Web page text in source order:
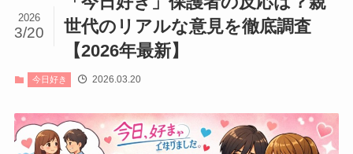
世代のリアルな意見を徹底調査
【2026年最新】
2026
3/20
今日好き 2026.03.20